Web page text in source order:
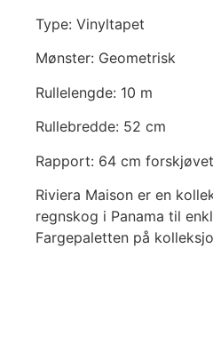
Type: Vinyltapet
Mønster: Geometrisk
Rullelengde: 10 m
Rullebredde: 52 cm
Rapport: 64 cm forskjøvet
Riviera Maison er en
regnskog i Panama til
Fargepaletten på